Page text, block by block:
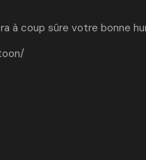
à coup sûre votre bonne